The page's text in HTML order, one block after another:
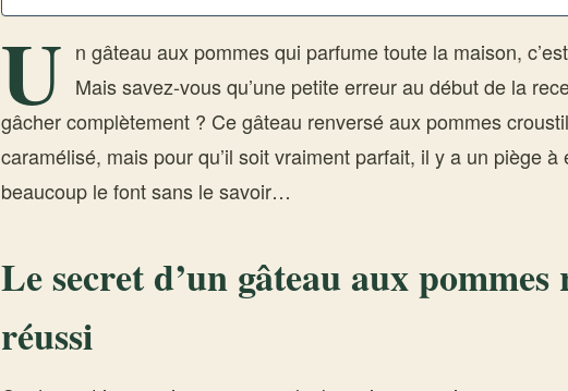
U n gâteau aux pommes qui parfume toute la maison,
Mais savez-vous qu’une petite erreur au début de la
gâcher complètement ? Ce gâteau renversé aux pommes
caramélisé, mais pour qu’il soit vraiment parfait, il y a un piège à
beaucoup le font sans le savoir…
Le secret d’un gâteau aux pommes
réussi